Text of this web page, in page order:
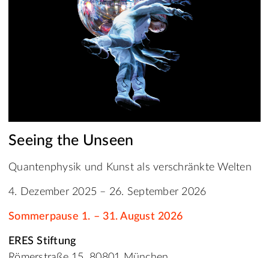
Seeing the Unseen
Quantenphysik und Kunst als verschränkte Welten
4. Dezember 2025 – 26. September 2026
Sommerpause 1. – 31. August 2026
ERES Stiftung